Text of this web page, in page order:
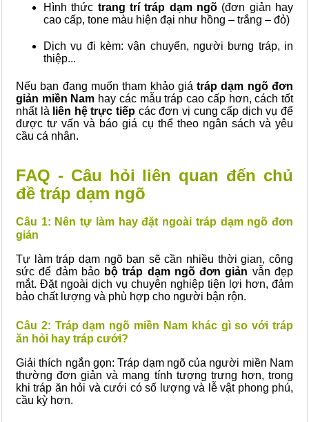
Hình thức trang trí tráp dạm ngõ (đơn giản hay
cao cấp, tone màu hiện đại như hồng – trắng – đỏ)
Dịch vụ đi kèm: vận chuyển, người bưng tráp, in
thiệp...
Nếu bạn đang muốn tham khảo giátráp dạm ngõ đơn
giản miền Nam hay các mẫu tráp cao cấp hơn, cách tốt
nhất là liên hệ trực tiếp các đơn vị cung cấp dịch vụ để
được tư vấn và báo giá cụ thể theo ngân sách và yêu
cầu cá nhân.
FAQ - Câu hỏi liên quan đến chủ
đề tráp dạm ngõ
Câu 1: Nên tự làm hay đặt ngoài tráp dạm ngõ đơn
giản
Tự làm tráp dạm ngõ bạn sẽ cần nhiều thời gian, công
sức để đảm bảo bộ tráp dạm ngõ đơn giản vẫn đẹp
mắt. Đặt ngoài dịch vụ chuyên nghiệp tiện lợi hơn, đảm
bảo chất lượng và phù hợp cho người bận rộn.
Câu 2: Tráp dạm ngõ miền Nam khác gì so với tráp
ăn hỏi hay tráp cưới?
Giải thích ngắn gọn: Tráp dạm ngõ của người miền Nam
thường đơn giản và mang tính tượng trưng hơn, trong
khi tráp ăn hỏi và cưới có số lượng và lễ vật phong phú,
cầu kỳ hơn.